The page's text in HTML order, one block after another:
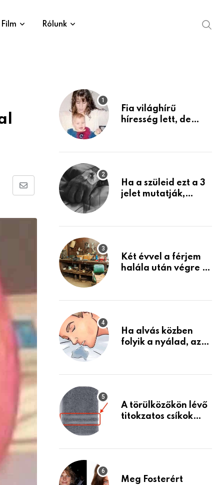
Film Rólunk
Share
Email
Fia világhírű
híresség lett, de
mint azt el tudnád
Ha a szüleid ezt a 3
jelet mutatják,
Készülj fel arra, ami
Két évvel a férjem
halála után végre át
holmiját – amit
életemet
Ha alvás közben
folyik a nyálad, az
A törülközőkön lévő
titokzatos csíkok
Meg Fosterért